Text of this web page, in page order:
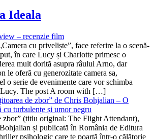
Ideala
– recenzie film
cu priveliște”, face referire la o scenă-
în care Lucy și Charlotte primesc o
mult dorită asupra râului Arno, dar
le oferă cu generozitate camera sa,
o serie de evenimente care vor schimba
The post A room with […]
de zbor” de Chris Bohjalian – O
cu turbulențe și umor negru
zbor” (titlu original: The Flight Attendant),
și publicată în România de Editura
psihologic care te poartă într-o călătorie